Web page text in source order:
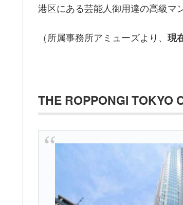
港区にある芸能人御用達の高級マ
（所属事務所アミューズより、 現
THE ROPPONGI TOKYO